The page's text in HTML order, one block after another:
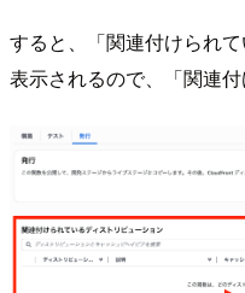
すると、「関連付けられ
表示されるので、「関連付